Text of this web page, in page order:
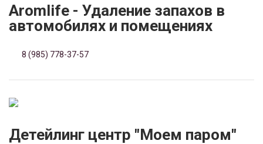
Aromlife - Удаление запахов в
автомобилях и помещениях
8 (985) 778-37-57
Детейлинг центр "Моем паром"